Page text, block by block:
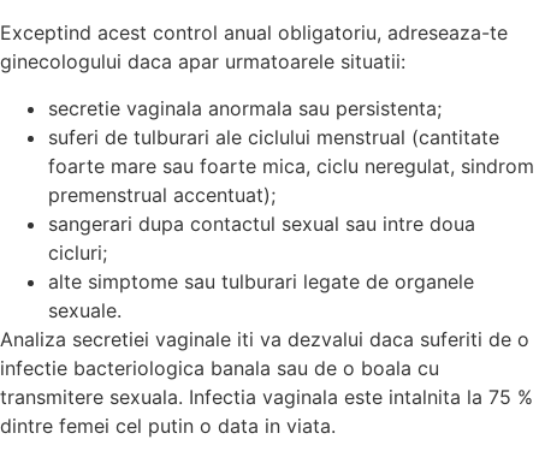
Exceptind acest control anual obligatoriu, adreseaza-te
ginecologului daca apar urmatoarele situatii:
secretie vaginala anormala sau persistenta;
suferi de tulburari ale ciclului menstrual (cantitate
foarte mare sau foarte mica, ciclu neregulat, sindrom
premenstrual accentuat);
sangerari dupa contactul sexual sau intre doua
cicluri;
alte simptome sau tulburari legate de organele
sexuale.
Analiza secretiei vaginale iti va dezvalui daca suferiti de o
infectie bacteriologica banala sau de o boala cu
transmitere sexuala. Infectia vaginala este intalnita la 75 %
dintre femei cel putin o data in viata.